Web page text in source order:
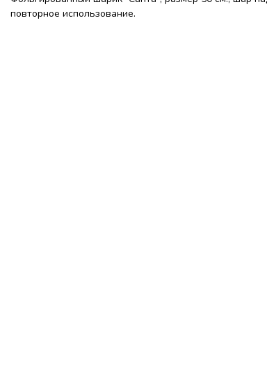
повторное использование.